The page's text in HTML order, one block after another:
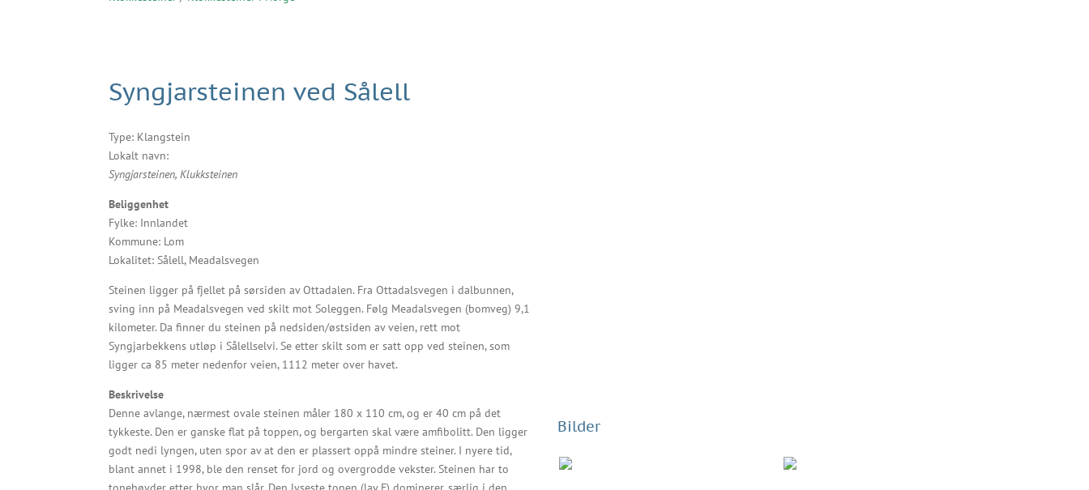
Syngjarsteinen ved Sålell
Type: Klangstein
Lokalt navn:
Syngjarsteinen, Klukksteinen
Beliggenhet
Fylke: Innlandet
Kommune: Lom
Lokalitet: Sålell, Meadalsvegen
Steinen ligger på fjellet på sørsiden av Ottadalen. Fra Ottadalsvegen i dalbunnen,
sving inn på Meadalsvegen ved skilt mot Soleggen. Følg Meadalsvegen (bomveg) 9,1
kilometer. Da finner du steinen på nedsiden/østsiden av veien, rett mot
Syngjarbekkens utløp i Sålellselvi. Se etter skilt som er satt opp ved steinen, som
ligger ca 85 meter nedenfor veien, 1112 meter over havet.
Beskrivelse
Denne avlange, nærmest ovale steinen måler 180 x 110 cm, og er 40 cm på det
tykkeste. Den er ganske flat på toppen, og bergarten skal være amfibolitt. Den ligger
godt nedi lyngen, uten spor av at den er plassert oppå mindre steiner. I nyere tid,
blant annet i 1998, ble den renset for jord og overgrodde vekster. Steinen har to
Bilder